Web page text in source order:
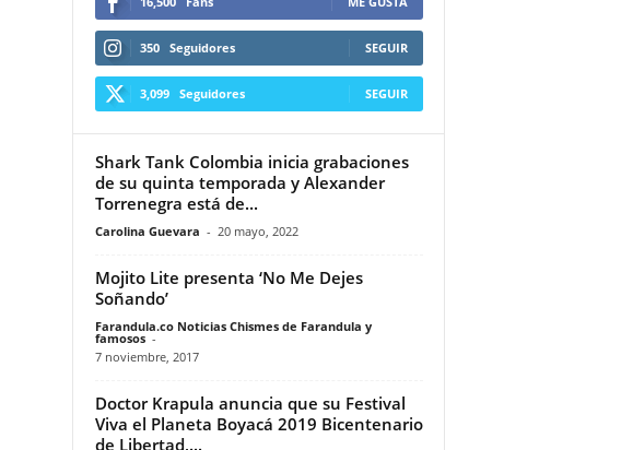
350 Seguidores SEGUIR
3,099 Seguidores SEGUIR
Shark Tank Colombia inicia grabaciones
de su quinta temporada y Alexander
Torrenegra está de...
Carolina Guevara - 20 mayo, 2022
Mojito Lite presenta ‘No Me Dejes
Soñando’
Farandula.co Noticias Chismes de Farandula y
famosos -
7 noviembre, 2017
Doctor Krapula anuncia que su Festival
Viva el Planeta Boyacá 2019 Bicentenario
de Libertad,...